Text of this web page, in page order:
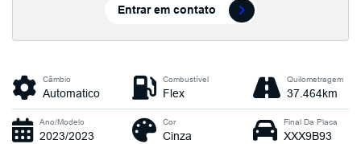
Entrar em contato
Câmbio
Automatico
Combustível
Flex
Quilometragem
37.464km
Ano/Modelo
2023/2023
Cor
Cinza
Final Da Placa
XXX9B93